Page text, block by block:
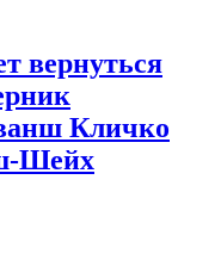
вернуться
Кличко
Шейх